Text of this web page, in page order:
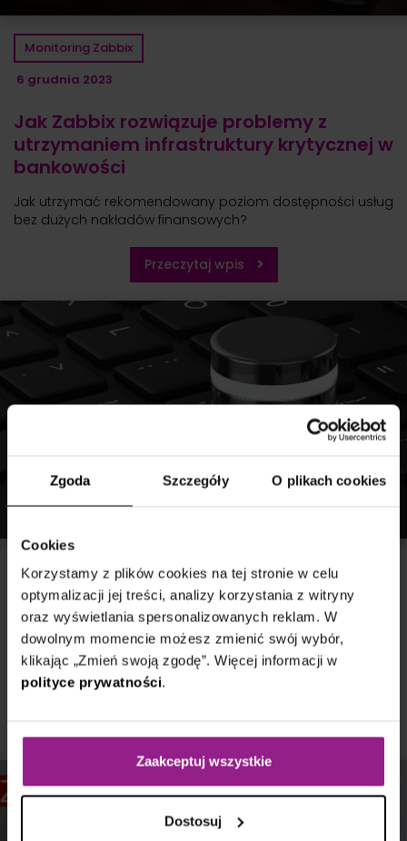
Zgoda Szczegóły O plikach cookies
Cookies
Korzystamy z plików cookies na tej stronie w celu
optymalizacji jej treści, analizy korzystania z witryny
oraz wyświetlania spersonalizowanych reklam. W
dowolnym momencie możesz zmienić swój wybór,
klikając „Zmień swoją zgodę”. Więcej informacji w
polityce prywatności.
Zaakceptuj wszystkie
Dostosuj
Monitoring Zabbix
6 grudnia 2023
Jak Zabbix rozwiązuje problemy z
utrzymaniem infrastruktury krytycznej w
bankowości
Jak utrzymać rekomendowany poziom dostępności usług
bez dużych nakładów finansowych?
Przeczytaj wpis
Monitoring Zabbix
8 maja 2021
Monitoring Baz Danych w Zabbix
Jak przygotować serwer i obserwować dane.